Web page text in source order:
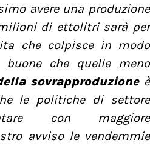
avere una produzione
di ettolitri sarà per
che colpisce in modo
che quelle meno
sovrapproduzioneè
le politiche di settore
con maggiore
avviso le vendemmie